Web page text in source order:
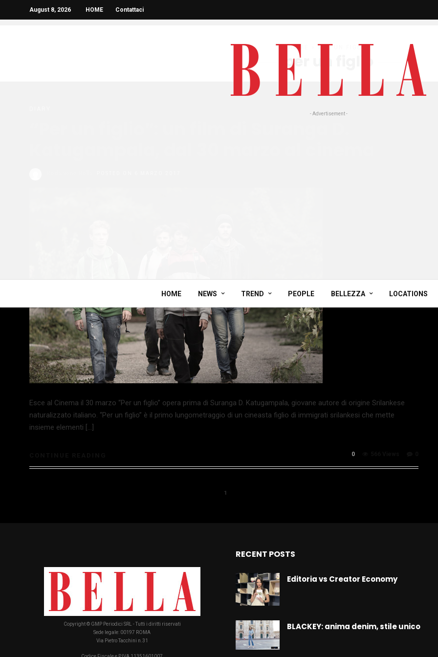
August 8, 2026 HOME Contattaci
- Advertisement -
HOME NEWS TREND PEOPLE BELLEZZA LOCATIONS
HOME » PER UN FIGLIO
per un figlio
Esce al Cinema il 30 marzo “Per un figlio” opera prima di Suranga D. Katugampala, giovane autore di origine Srilankese
naturalizzato italiano. “Per un figlio” è il primo lungometraggio di un cineasta figlio di immigrati srilankesi che mette
insieme elementi […]
0
1
Copyright © GMP Periodici SRL - Tutti i diritti riservati
Sede legale: 00197 ROMA
Via Pietro Tacchini n.31
RECENT POSTS
Editoria vs Creator Economy
BLACKEY: anima denim, stile unico